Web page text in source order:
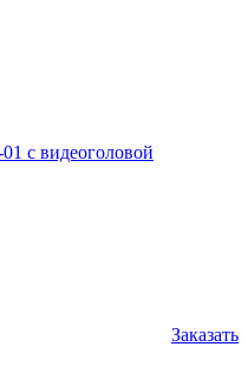
с видеоголовой
Заказать